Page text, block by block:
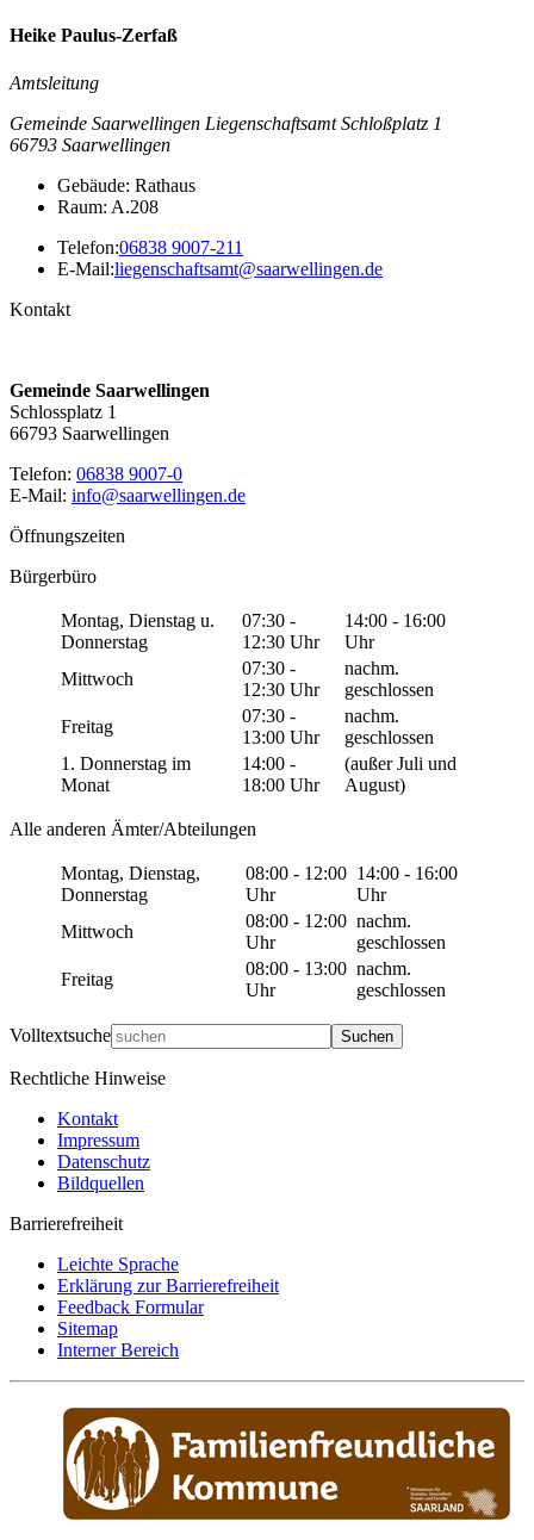
Heike Paulus-Zerfaß
Amtsleitung
Gemeinde Saarwellingen Liegenschaftsamt Schloßplatz 1
66793 Saarwellingen
Gebäude: Rathaus
Raum: A.208
Telefon:06838 9007-211
E-Mail:liegenschaftsamt@saarwellingen.de
Kontakt
Gemeinde Saarwellingen
Schlossplatz 1
66793 Saarwellingen
Telefon: 06838 9007-0
E-Mail: info@saarwellingen.de
Öffnungszeiten
Bürgerbüro
Montag, Dienstag u.
Donnerstag
07:30 -
12:30 Uhr
14:00 - 16:00
Uhr
Mittwoch
07:30 -
12:30 Uhr
nachm.
geschlossen
Freitag
07:30 -
13:00 Uhr
nachm.
geschlossen
1. Donnerstag im
Monat
14:00 -
18:00 Uhr
(außer Juli und
August)
Alle anderen Ämter/Abteilungen
Montag, Dienstag,
Donnerstag
08:00 - 12:00
Uhr
14:00 - 16:00
Uhr
Mittwoch
08:00 - 12:00
Uhr
nachm.
geschlossen
Freitag
08:00 - 13:00
Uhr
nachm.
geschlossen
Volltextsuche Suchen
Rechtliche Hinweise
Kontakt
Impressum
Datenschutz
Bildquellen
Barrierefreiheit
Leichte Sprache
Erklärung zur Barrierefreiheit
Feedback Formular
Sitemap
Interner Bereich